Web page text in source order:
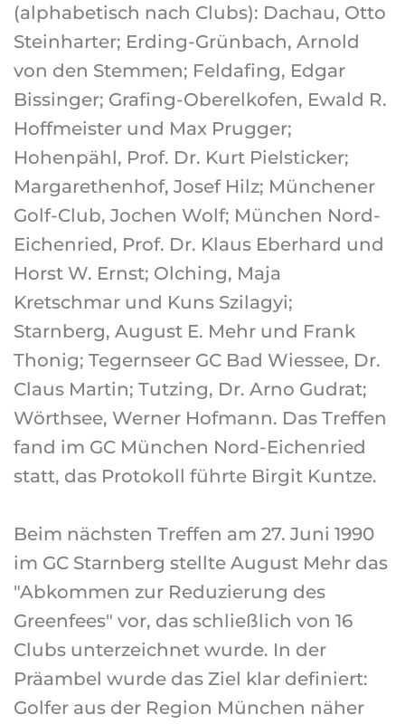
(alphabetisch nach Clubs): Dachau, Otto
Steinharter; Erding-Grünbach, Arnold
von den Stemmen; Feldafing, Edgar
Bissinger; Grafing-Oberelkofen, Ewald R.
Hoffmeister und Max Prugger;
Hohenpähl, Prof. Dr. Kurt Pielsticker;
Margarethenhof, Josef Hilz; Münchener
Golf-Club, Jochen Wolf; München Nord-
Eichenried, Prof. Dr. Klaus Eberhard und
Horst W. Ernst; Olching, Maja
Kretschmar und Kuns Szilagyi;
Starnberg, August E. Mehr und Frank
Thonig; Tegernseer GC Bad Wiessee, Dr.
Claus Martin; Tutzing, Dr. Arno Gudrat;
Wörthsee, Werner Hofmann. Das Treffen
fand im GC München Nord-Eichenried
statt, das Protokoll führte Birgit Kuntze.
Beim nächsten Treffen am 27. Juni 1990
im GC Starnberg stellte August Mehr das
"Abkommen zur Reduzierung des
Greenfees" vor, das schließlich von 16
Clubs unterzeichnet wurde. In der
Präambel wurde das Ziel klar definiert:
Golfer aus der Region München näher